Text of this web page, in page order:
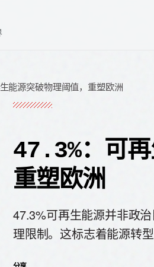
能源突破物理阈值，重塑欧洲
47.3%：可再
重塑欧洲
47.3%可再生能源并非政
理限制。这标志着能源转型